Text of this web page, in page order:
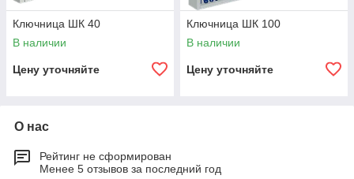
Ключница ШК 40
В наличии
Цену уточняйте
Ключница ШК 100
В наличии
Цену уточняйте
О нас
Рейтинг не сформирован
Менее 5 отзывов за последний год